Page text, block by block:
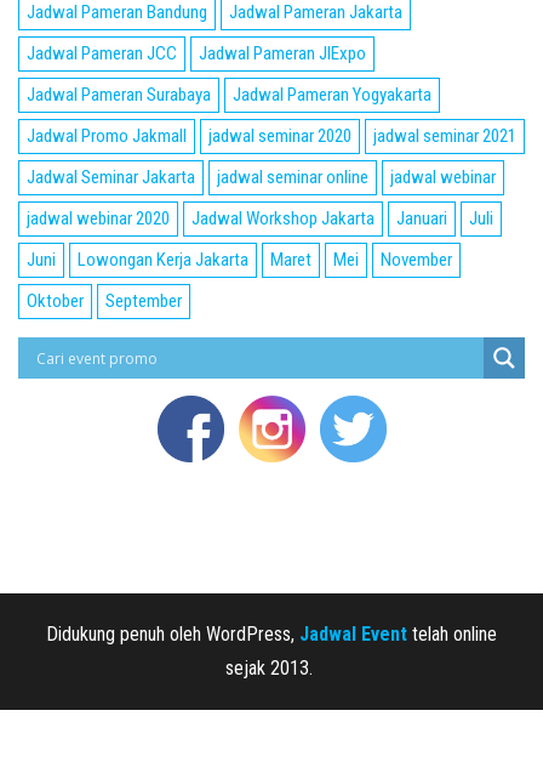
Jadwal Pameran Bandung
Jadwal Pameran Jakarta
Jadwal Pameran JCC
Jadwal Pameran JIExpo
Jadwal Pameran Surabaya
Jadwal Pameran Yogyakarta
Jadwal Promo Jakmall
jadwal seminar 2020
jadwal seminar 2021
Jadwal Seminar Jakarta
jadwal seminar online
jadwal webinar
jadwal webinar 2020
Jadwal Workshop Jakarta Januari
Juli
Juni
Lowongan Kerja Jakarta Maret Mei
November
Oktober
September
Didukung penuh oleh WordPress, Jadwal Event telah online
sejak 2013.